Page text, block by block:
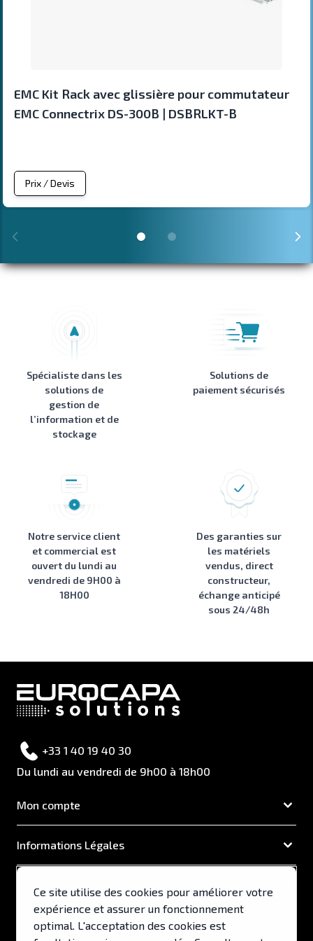
EMC Kit Rack avec glissière pour commutateur
EMC Connectrix DS-300B | DSBRLKT-B
Prix / Devis
Spécialiste dans les
solutions de
gestion de
l’information et de
stockage
Solutions de
paiement sécurisés
Notre service client
et commercial est
ouvert du lundi au
vendredi de 9H00 à
18H00
Des garanties sur
les matériels
vendus, direct
constructeur,
échange anticipé
sous 24/48h
+33 1 40 19 40 30
Du lundi au vendredi de 9h00 à 18h00
Mon compte
Informations Légales
Support & Services
Ce site utilise des cookies pour améliorer votre
expérience et assurer un fonctionnement
optimal. L'acceptation des cookies est